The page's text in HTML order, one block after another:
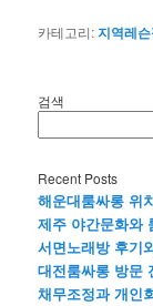
카테고리:지역레
검색
Recent Posts
해운대룸싸롱 위
제주 야간문화와
서면노래방 후기
대전룸싸롱 방문
채무조정과 개인